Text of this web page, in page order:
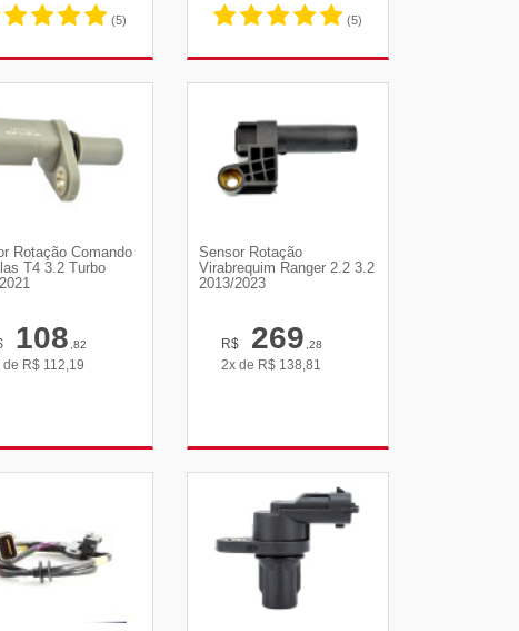
(5) (5)
Rotação Comando
T4 3.2 Turbo
108,82
de R$ 112,19
Sensor Rotação
Virabrequim Ranger 2.2 3.2
2013/2023
R$ 269,28
2x de R$ 138,81